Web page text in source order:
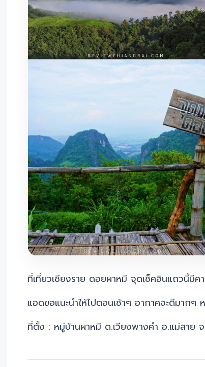
ที่เที่ยวเชียงราย ดอยผาหมี จุดเช็คอินแถวนี้มี
แอดขอแนะนำให้ไปตอนเช้าๆ อากาศจะดีมาก
ที่ตั้ง : หมู่บ้านผาหมี ต.เวียงพางคำ อ.แม่สาย จ